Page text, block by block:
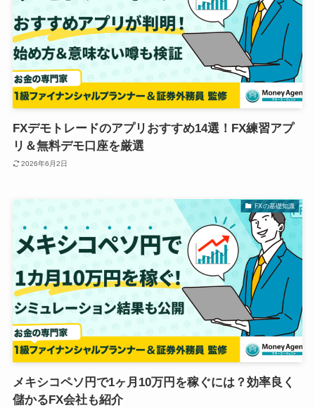
FXデモトレードのアプリおすすめ14選！FX練習アプ
リ＆無料デモ口座を厳選
2026年6月2日
FXの基礎知識
メキシコペソ円で1ヶ月10万円を稼ぐには？効率良く
儲かるFX会社も紹介